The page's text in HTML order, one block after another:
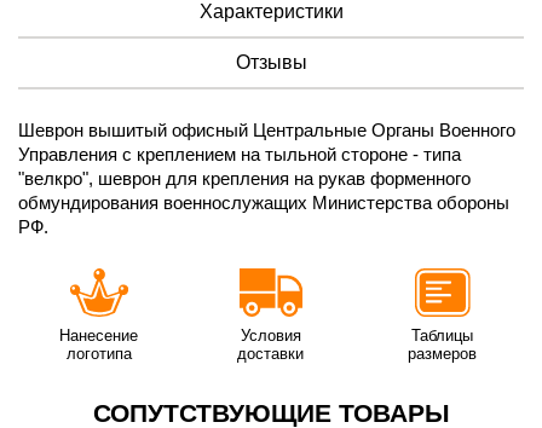
Характеристики
Отзывы
Шеврон вышитый офисный Центральные Органы Военного
Управления с креплением на тыльной стороне - типа
"велкро", шеврон для крепления на рукав форменного
обмундирования военнослужащих Министерства обороны
РФ.
Нанесение
логотипа
Условия
доставки
Таблицы
размеров
СОПУТСТВУЮЩИЕ ТОВАРЫ